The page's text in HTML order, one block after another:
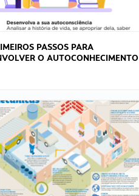
PASSOS PARA
O AUTOCONHECIMENTO